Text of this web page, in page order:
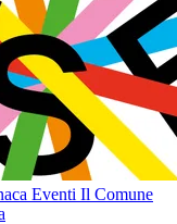
Eventi Il Comune